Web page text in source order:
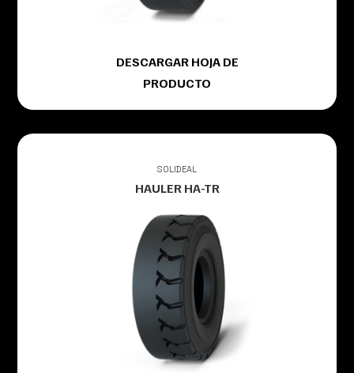
DESCARGAR HOJA DE
PRODUCTO
SOLIDEAL
HAULER HA-TR